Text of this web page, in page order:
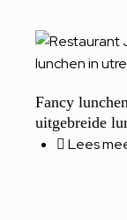
Fancy
uitgebreide
Lees